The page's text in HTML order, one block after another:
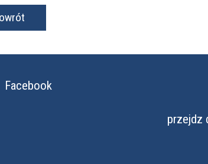
Facebook
przejdz